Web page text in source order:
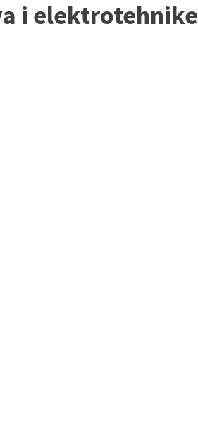
i elektrotehnike